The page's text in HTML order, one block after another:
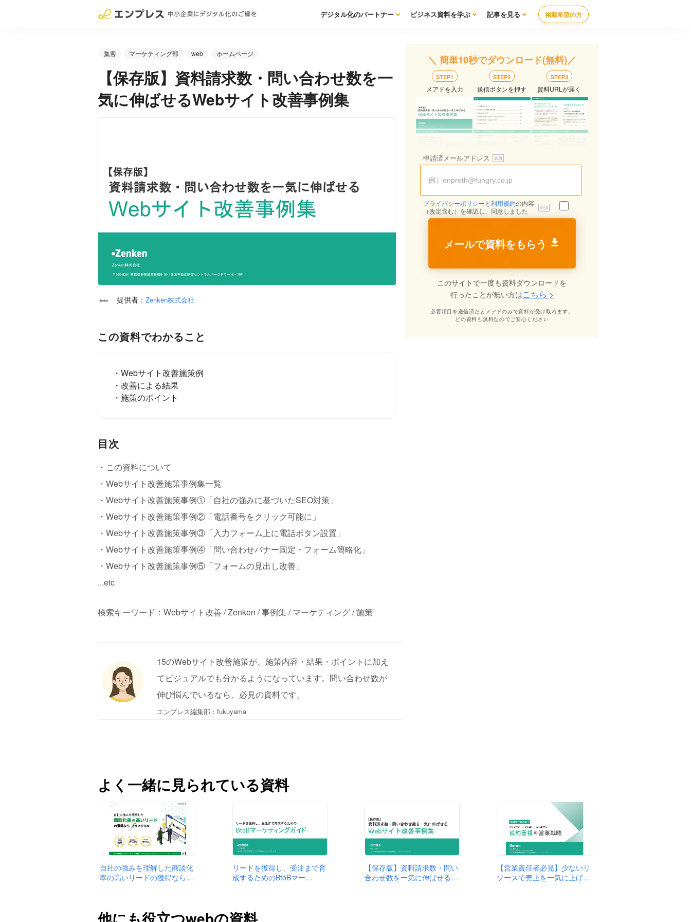
掲載希望の方
デジタル化のパートナー ビジネス資料を学ぶ 記事を見る
集客 マーケティング部 web ホームページ
【保存版】資料請求数・問い合わせ数を一
気に伸ばせるWebサイト改善事例集
提供者： Zenken株式会社
この資料でわかること
・Webサイト改善施策例
・改善による結果
・施策のポイント
目次
・この資料について
・Webサイト改善施策事例集一覧
・Webサイト改善施策事例①「自社の強みに基づいたSEO対策」
・Webサイト改善施策事例②「電話番号をクリック可能に」
・Webサイト改善施策事例③「入力フォーム上に電話ボタン設置」
・Webサイト改善施策事例④「問い合わせバナー固定・フォーム簡略化」
・Webサイト改善施策事例⑤「フォームの見出し改善」
...etc
検索キーワード：Webサイト改善 / Zenken / 事例集 / マーケティング / 施策
15のWebサイト改善施策が、施策内容・結果・ポイントに加え
てビジュアルでも分かるようになっています。問い合わせ数が
伸び悩んでいるなら、必見の資料です。
エンプレス編集部：fukuyama
＼ 簡単10秒でダウンロード(無料)／
STEP1
メアドを入力
STEP2
送信ボタンを押す
STEP3
資料URLが届く
申請済メールアドレス
プライバシーポリシー と利用規約の内容
（改定含む）を確認し、同意しました
メールで資料をもらう
このサイトで一度も資料ダウンロードを
行ったことが無い方はこちら >
必要項目を送信済だとメアドのみで資料が受け取れます。
どの資料も無料なのでご安心ください
よく一緒に見られている資料
自社の強みを理解した商談化
率の高いリードの獲得なら…
リードを獲得し、受注まで育
成するためのBtoBマー…
【保存版】資料請求数・問い
合わせ数を一気に伸ばせる…
【営業責任者必見】少ないリ
ソースで売上を一気に上げ…